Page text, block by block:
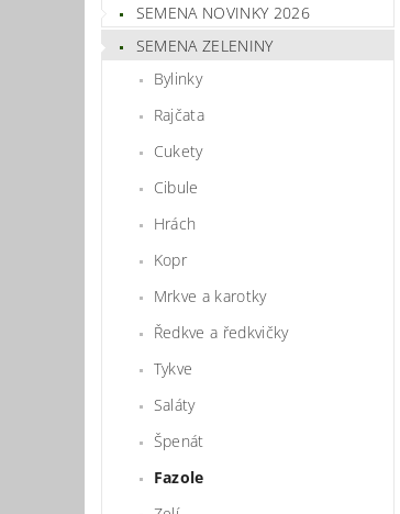
SEMENA NOVINKY 2026
SEMENA ZELENINY
Bylinky
Rajčata
Cukety
Cibule
Hrách
Kopr
Mrkve a karotky
Ředkve a ředkvičky
Tykve
Saláty
Špenát
Fazole